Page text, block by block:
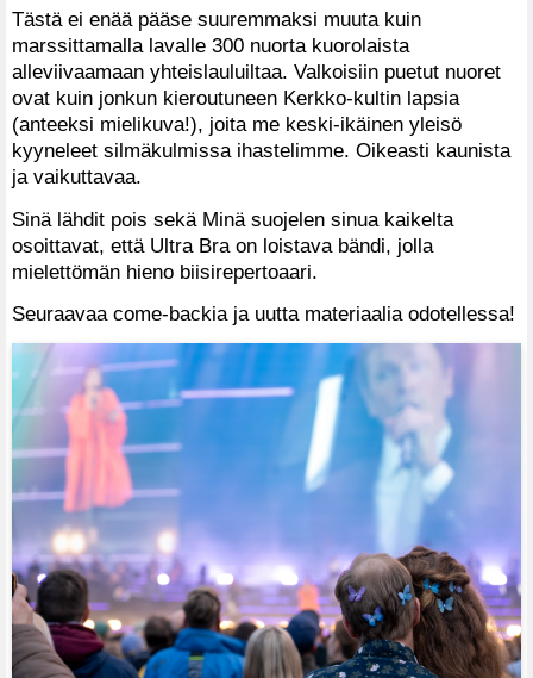
Tästä ei enää pääse suuremmaksi muuta kuin
marssittamalla lavalle 300 nuorta kuorolaista
alleviivaamaan yhteislauluiltaa. Valkoisiin puetut nuoret
ovat kuin jonkun kieroutuneen Kerkko-kultin lapsia
(anteeksi mielikuva!), joita me keski-ikäinen yleisö
kyyneleet silmäkulmissa ihastelimme. Oikeasti kaunista
ja vaikuttavaa.
Sinä lähdit pois sekä Minä suojelen sinua kaikelta
osoittavat, että Ultra Bra on loistava bändi, jolla
mielettömän hieno biisirepertoaari.
Seuraavaa come-backia ja uutta materiaalia odotellessa!